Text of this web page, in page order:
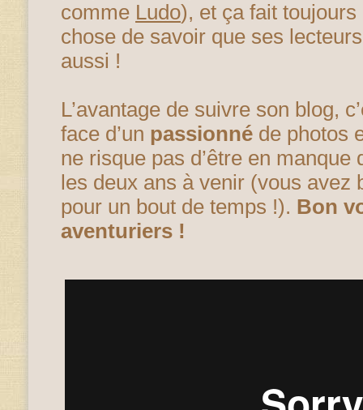
comme Ludo), et ça fait
chose de savoir que ses
aussi !
L’avantage de suivre son blog,
face d’un passionné de photos
ne risque pas d’être en manque
les deux ans à venir (vous avez
pour un bout de temps !). Bon
aventuriers !